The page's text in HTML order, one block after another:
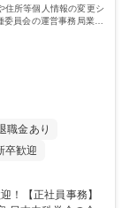
住所等個人情報の変更シ
員会の運営事務局業務
職金あり
卒歓迎